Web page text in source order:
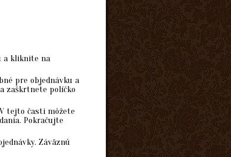
a kliknite na
pre objednávku a
zaškrtnete políčko
tejto časti môžete
Pokračujte
Záväznú